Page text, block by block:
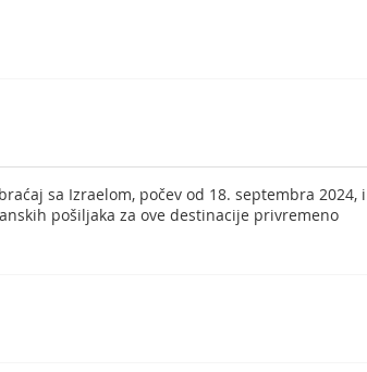
sa Izraelom, počev od 18. septembra 2024, i
pošiljaka za ove destinacije privremeno